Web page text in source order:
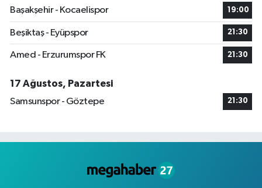
Başakşehir - Kocaelispor
19:00
Beşiktaş - Eyüpspor 21:30
Amed - Erzurumspor FK 21:30
17 Ağustos, Pazartesi
Samsunspor - Göztepe
21:30